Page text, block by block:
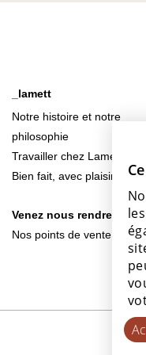
_lamett
Notre histoire et notre
philosophie
Travailler chez Lamett
Bien fait, avec plaisir
Venez nous rendre visite
Nos points de vente